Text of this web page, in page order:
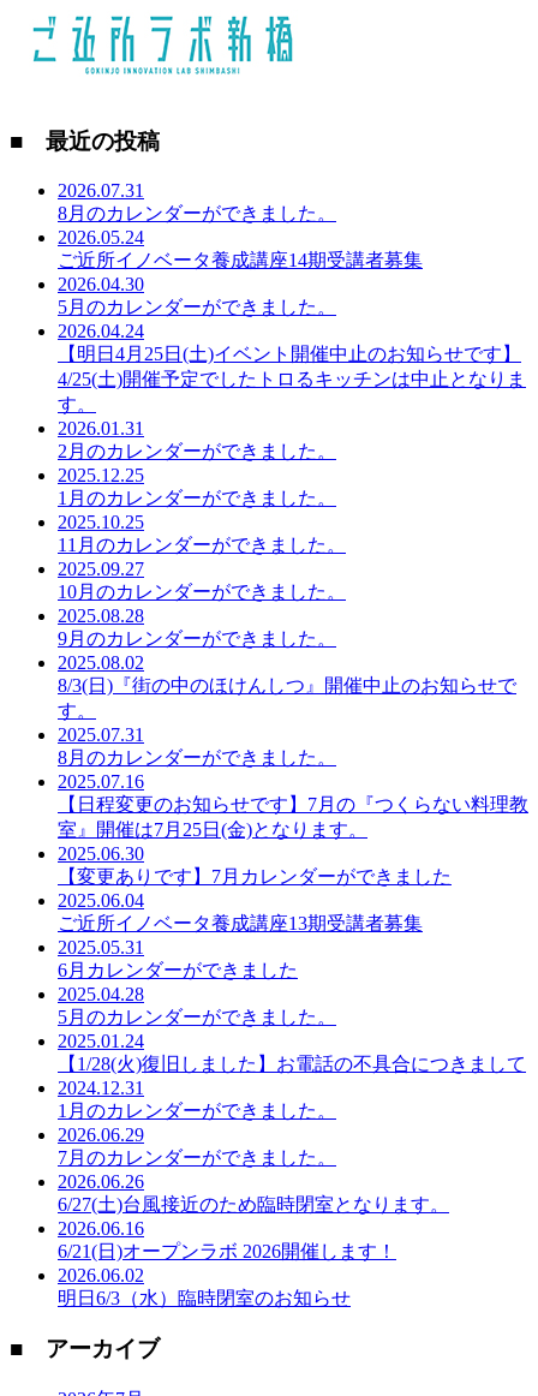
■ 最近の投稿
2026.07.31
8月のカレンダーができました。
2026.05.24
ご近所イノベータ養成講座14期受講者募集
2026.04.30
5月のカレンダーができました。
2026.04.24
【明日4月25日(土)イベント開催中止のお知らせです】
4/25(土)開催予定でしたトロるキッチンは中止となりま
す。
2026.01.31
2月のカレンダーができました。
2025.12.25
1月のカレンダーができました。
2025.10.25
11月のカレンダーができました。
2025.09.27
10月のカレンダーができました。
2025.08.28
9月のカレンダーができました。
2025.08.02
8/3(日)『街の中のほけんしつ』開催中止のお知らせで
す。
2025.07.31
8月のカレンダーができました。
2025.07.16
【日程変更のお知らせです】7月の『つくらない料理教
室』開催は7月25日(金)となります。
2025.06.30
【変更ありです】7月カレンダーができました
2025.06.04
ご近所イノベータ養成講座13期受講者募集
2025.05.31
6月カレンダーができました
2025.04.28
5月のカレンダーができました。
2025.01.24
【1/28(火)復旧しました】お電話の不具合につきまして
2024.12.31
1月のカレンダーができました。
2026.06.29
7月のカレンダーができました。
2026.06.26
6/27(土)台風接近のため臨時閉室となります。
2026.06.16
6/21(日)オープンラボ 2026開催します！
2026.06.02
明日6/3（水）臨時閉室のお知らせ
■ アーカイブ